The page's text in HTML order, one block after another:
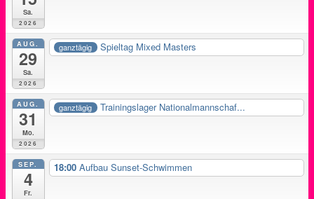
Sa.
2026
AUG.
29
Sa.
2026
ganztägig Spieltag Mixed Masters
AUG.
31
Mo.
2026
ganztägig Trainingslager Nationalmannschaf...
SEP.
4
Fr.
18:00 Aufbau Sunset-Schwimmen